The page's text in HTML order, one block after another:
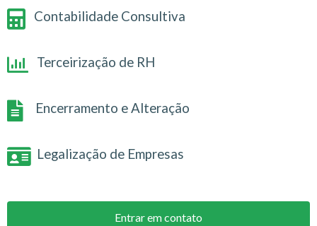
Contabilidade Consultiva
Terceirização de RH
Encerramento e Alteração
Legalização de Empresas
Entrar em contato